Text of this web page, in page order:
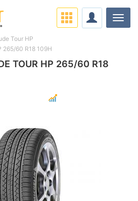
TOUR HP 265/60 R18
Tour HP
265/60 R18 109H